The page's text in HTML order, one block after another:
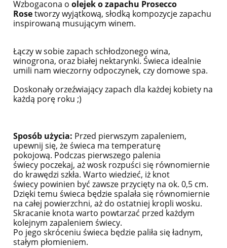
Wzbogacona o olejek o zapachu Prosecco
Rosetworzy wyjątkową, słodką kompozycje zapachu
inspirowaną musującym winem.
Łączy w sobie zapach schłodzonego wina,
winogrona, oraz białej nektarynki. Świeca idealnie
umili nam wieczorny odpoczynek, czy domowe spa.
Doskonały orzeźwiający zapach dla każdej kobiety na
każdą porę roku ;)
Sposób użycia: Przed pierwszym zapaleniem,
upewnij się, że świeca ma temperaturę
pokojową. Podczas pierwszego palenia
świecy poczekaj, aż wosk rozpuści się równomiernie
do krawędzi szkła. Warto wiedzieć, iż knot
świecy powinien być zawsze przycięty na ok. 0,5 cm.
Dzięki temu świeca będzie spalała się równomiernie
na całej powierzchni, aż do ostatniej kropli wosku.
Skracanie knota warto powtarzać przed każdym
kolejnym zapaleniem świecy.
Po jego skróceniu świeca będzie paliła się ładnym,
stałym płomieniem.